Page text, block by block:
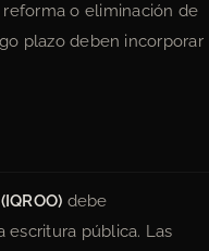
o eliminación de
plazo deben incorporar
debe
pública. Las